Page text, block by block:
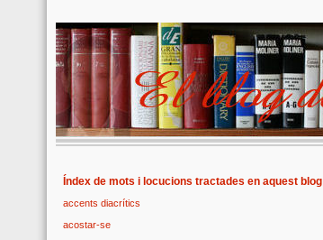
Índex de mots i locucions tractades en aquest blog
accents diacrítics
acostar-se